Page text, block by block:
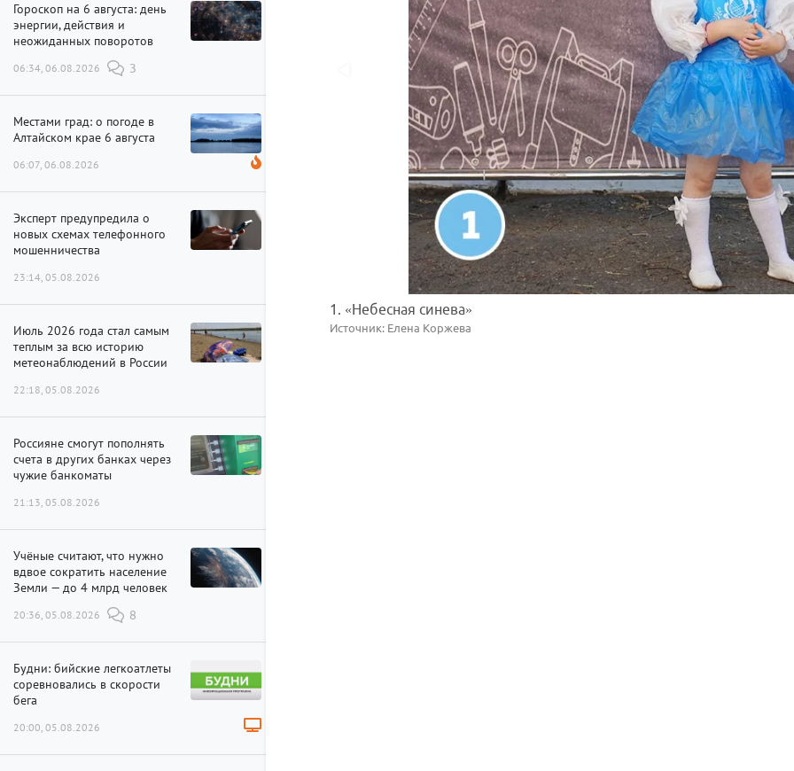
Гороскоп на 6 августа: день
энергии, действия и
неожиданных поворотов
06:34, 06.08.2026 3
Местами град: о погоде в
Алтайском крае 6 августа
06:07, 06.08.2026
Эксперт предупредила о
новых схемах телефонного
мошенничества
23:14, 05.08.2026
Июль 2026 года стал самым
теплым за всю историю
метеонаблюдений в России
22:18, 05.08.2026
Россияне смогут пополнять
счета в других банках через
чужие банкоматы
21:13, 05.08.2026
Учёные считают, что нужно
вдвое сократить население
Земли — до 4 млрд человек
20:36, 05.08.2026 8
Будни: бийские легкоатлеты
соревновались в скорости
бега
20:00, 05.08.2026
1. «Небесная синева»
Источник: Елена Коржева